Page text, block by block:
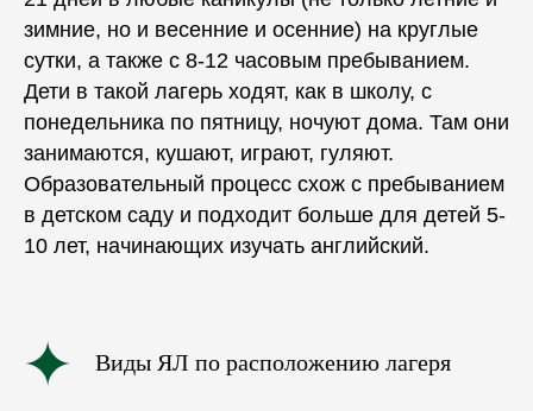
зимние, но и весенние и осенние) на круглые
сутки, а также с 8-12 часовым пребыванием.
Дети в такой лагерь ходят, как в школу, с
понедельника по пятницу, ночуют дома. Там они
занимаются, кушают, играют, гуляют.
Образовательный процесс схож с пребыванием
в детском саду и подходит больше для детей 5-
10 лет, начинающих изучать английский.
Виды ЯЛ по расположению лагеря